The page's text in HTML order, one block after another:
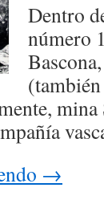
Dentro
número
→